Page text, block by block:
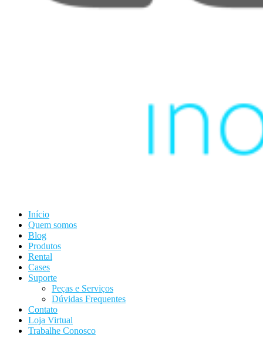
Início
Quem somos
Blog
Produtos
Rental
Cases
Suporte
Peças e Serviços
Dúvidas Frequentes
Contato
Loja Virtual
Trabalhe Conosco